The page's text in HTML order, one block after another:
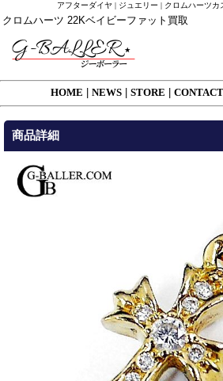
アフターダイヤ | ジュエリー | クロムハーツカ
クロムハーツ 22Kベイビーファット買取
HOME NEWS STORE CONTACT
商品詳細